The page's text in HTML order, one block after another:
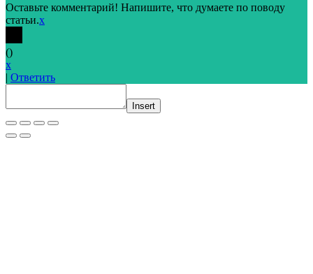
Оставьте комментарий! Напишите, что думаете по поводу
статьи.x
()
x
| Ответить
Insert